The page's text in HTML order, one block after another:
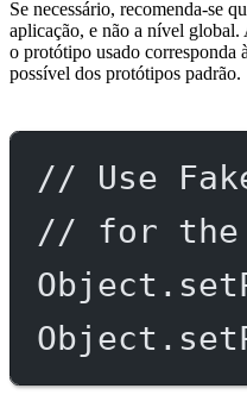
Se necessário, recomenda-se
aplicação, e não a nível
o protótipo usado
possível dos protótipos padrão.
// Use
// for the
Object.
Object.